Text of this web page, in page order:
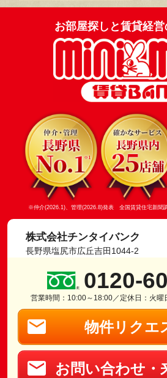
お部屋探しと賃貸経
※仲介(2026.1)、管理(2026.8)発表 全国賃貸住宅新聞
株式会社チンタイバンク
長野県塩尻市広丘吉田1044-2
0120-
営業時間：10:00～18:00／定休日：火曜
物件リクエ
お問い合わせ・